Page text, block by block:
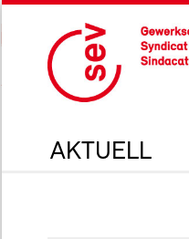
AKTUELL